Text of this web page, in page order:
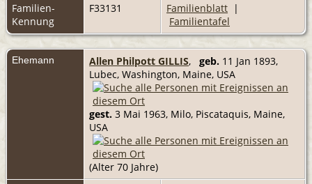
Familien-
Kennung
F33131 Familienblatt |
Familientafel
Ehemann Allen Philpott GILLIS, geb. 11 Jan 1893,
Lubec, Washington, Maine, USA
gest. 3 Mai 1963, Milo, Piscataquis, Maine,
USA
(Alter 70 Jahre)